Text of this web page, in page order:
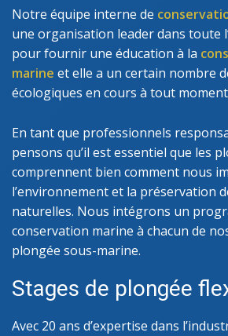
Notre équipe interne de
une organisation leader dans toute
pour fournir une éducation à la
marine et elle a un certain nombre
écologiques en cours à tout
En tant que professionnels
pensons qu’il est essentiel que les
comprennent bien comment nous
l’environnement et la préservation
naturelles. Nous intégrons un
conservation marine à chacun de
plongée sous-marine.
Stages de plongée
Avec 20 ans d’expertise dans